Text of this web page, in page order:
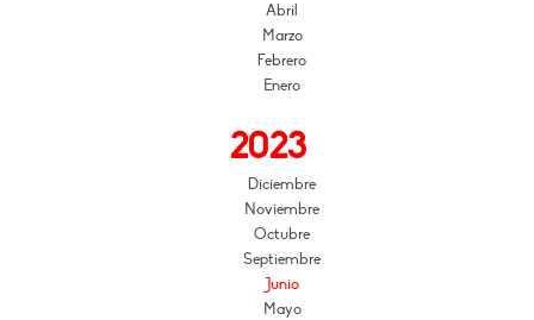
Abril
Marzo
Febrero
Enero
2023
Diciembre
Noviembre
Octubre
Septiembre
Junio
Mayo